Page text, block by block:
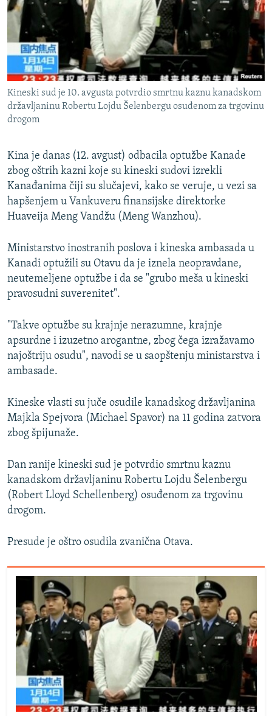
ISPRIČAJ MI
DNEVNO@RSE
SPECIJALI RSE
VIŠE OD NASLOVA
GENOCID U SREBRENICI
POPLAVE I KLIZIŠTA U BIH 2024.
POST SCRIPTUM
MOJA EVROPA
TRI DECENIJE OD RATA U BIH
NASTANAK I RASPAD JUGOSLAVIJE
PRATITE NAS
Kineski sud je 10. avgusta potvrdio smrtnu kaznu kanadskom
državljaninu Robertu Lojdu Šelenbergu osuđenom za trgovinu
drogom
Kina je danas (12. avgust) odbacila optužbe Kanade
zbog oštrih kazni koje su kineski sudovi izrekli
Kanađanima čiji su slučajevi, kako se veruje, u vezi sa
hapšenjem u Vankuveru finansijske direktorke
Huaveija Meng Vandžu (Meng Wanzhou).
Ministarstvo inostranih poslova i kineska ambasada u
Kanadi optužili su Otavu da je iznela neopravdane,
neutemeljene optužbe i da se "grubo meša u kineski
pravosudni suverenitet".
"Takve optužbe su krajnje nerazumne, krajnje
apsurdne i izuzetno arogantne, zbog čega izražavamo
najoštriju osudu", navodi se u saopštenju ministarstva i
ambasade.
Kineske vlasti su juče osudile kanadskog državljanina
Majkla Spejvora (Michael Spavor) na 11 godina zatvora
zbog špijunaže.
Dan ranije kineski sud je potvrdio smrtnu kaznu
kanadskom državljaninu Robertu Lojdu Šelenbergu
(Robert Lloyd Schellenberg) osuđenom za trgovinu
drogom.
Presude je oštro osudila zvanična Otava.